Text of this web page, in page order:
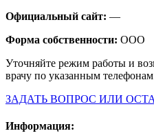
Официальный сайт: —
Форма собственности: ООО
Уточняйте режим работы и
врачу по указанным
ЗАДАТЬ ВОПРОС ИЛИ
Информация: